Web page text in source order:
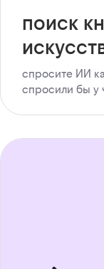
поиск
спросите ИИ
спросили бы у